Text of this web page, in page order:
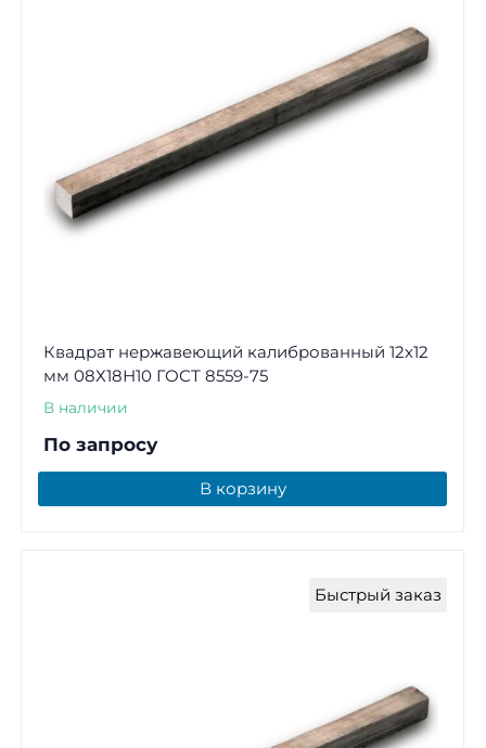
Квадрат нержавеющий калиброванный 12х12
мм 08Х18Н10 ГОСТ 8559-75
В наличии
По запросу
В корзину
Быстрый заказ